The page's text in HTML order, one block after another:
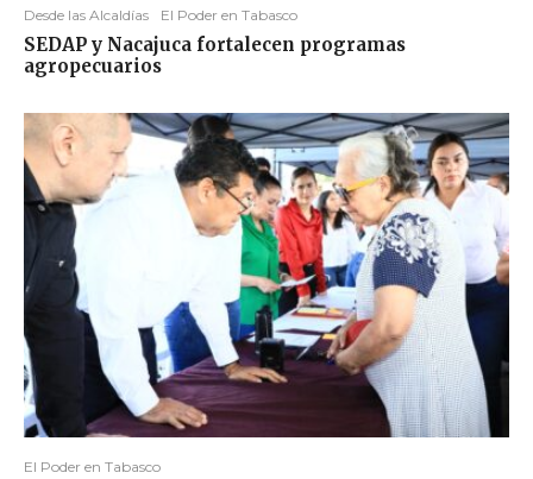
Desde las Alcaldías El Poder en Tabasco
SEDAP y Nacajuca fortalecen programas
agropecuarios
El Poder en Tabasco